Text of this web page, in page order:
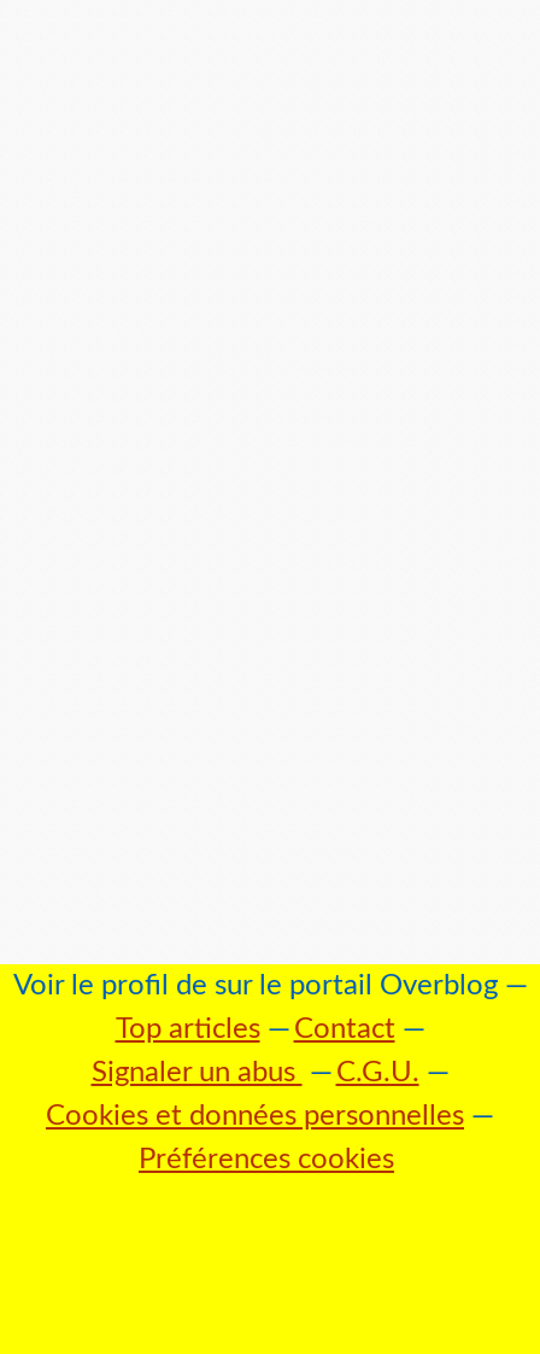
Voir le profil de sur le portail Overblog
Top articles
Contact
Signaler un abus
C.G.U.
Cookies et données personnelles
Préférences cookies